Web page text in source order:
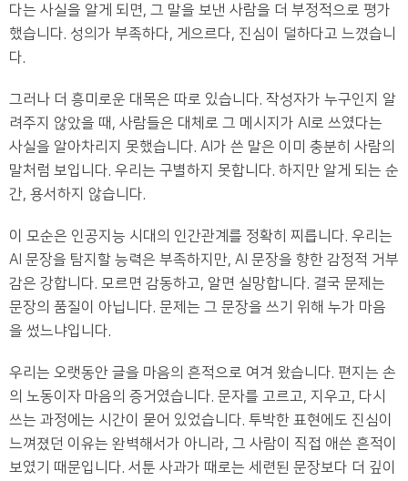
다는 사실을 알게 되면, 그 말을 보낸 사람을 더 부정적으로 평가
했습니다. 성의가 부족하다, 게으르다, 진심이 덜하다고 느꼈습니
다.
그러나 더 흥미로운 대목은 따로 있습니다. 작성자가 누구인지 알
려주지 않았을 때, 사람들은 대체로 그 메시지가 AI로 쓰였다는
사실을 알아차리지 못했습니다. AI가 쓴 말은 이미 충분히 사람의
말처럼 보입니다. 우리는 구별하지 못합니다. 하지만 알게 되는 순
간, 용서하지 않습니다.
이 모순은 인공지능 시대의 인간관계를 정확히 찌릅니다. 우리는
AI 문장을 탐지할 능력은 부족하지만, AI 문장을 향한 감정적 거부
감은 강합니다. 모르면 감동하고, 알면 실망합니다. 결국 문제는
문장의 품질이 아닙니다. 문제는 그 문장을 쓰기 위해 누가 마음
을 썼느냐입니다.
우리는 오랫동안 글을 마음의 흔적으로 여겨 왔습니다. 편지는 손
의 노동이자 마음의 증거였습니다. 문자를 고르고, 지우고, 다시
쓰는 과정에는 시간이 묻어 있었습니다. 투박한 표현에도 진심이
느껴졌던 이유는 완벽해서가 아니라, 그 사람이 직접 애쓴 흔적이
보였기 때문입니다. 서툰 사과가 때로는 세련된 문장보다 더 깊이